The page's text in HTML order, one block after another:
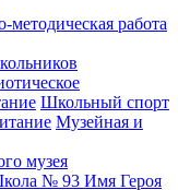
методическая работа
Школьный спорт
Музейная и
музея
№ 93 Имя Героя